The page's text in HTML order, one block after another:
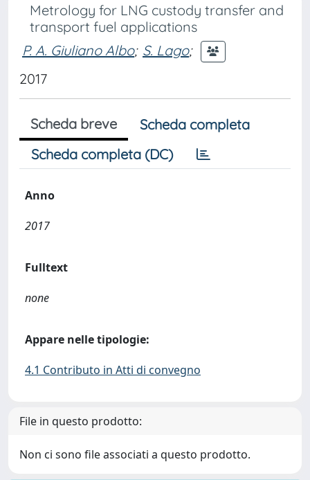
Metrology for LNG custody transfer and
transport fuel applications
P. A. Giuliano Albo; S. Lago;
2017
Scheda breve
Scheda completa
Scheda completa (DC)
Anno
2017
Fulltext
none
Appare nelle tipologie:
4.1 Contributo in Atti di convegno
File in questo prodotto:
Non ci sono file associati a questo prodotto.